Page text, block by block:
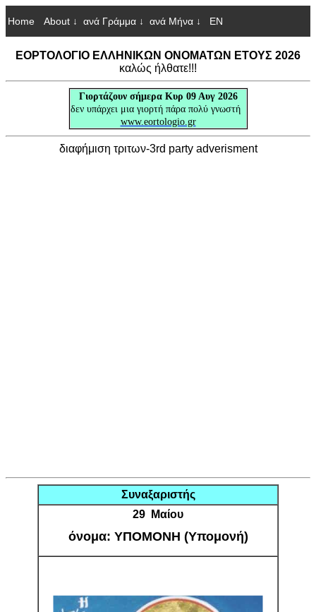
Home About ↓ ανά Γράμμα ↓ ανά Μήνα ↓ EN
ΕΟΡΤΟΛΟΓΙΟ ΕΛΛΗΝΙΚΩΝ ΟΝΟΜΑΤΩΝ ΕΤΟΥΣ 2026
καλώς ήλθατε!!!
Γιορτάζουν σήμερα Κυρ 09 Αυγ 2026
δεν υπάρχει μια γιορτή πάρα πολύ γνωστή
www.eortologio.gr
διαφήμιση τριτων-3rd party adverisment
Συναξαριστής
29 Μαίου
όνομα: ΥΠΟΜΟΝΗ (Υπομονή)